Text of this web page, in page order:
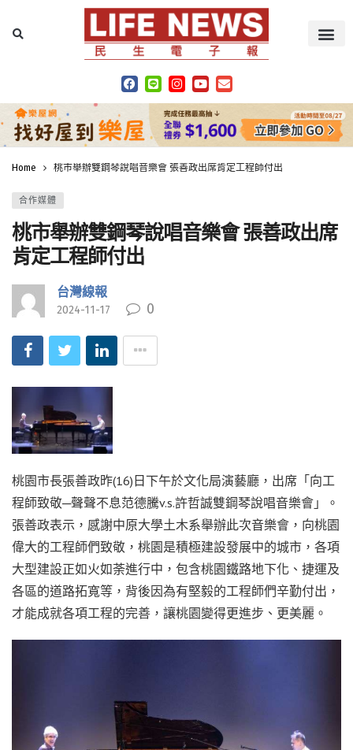
Home 桃市舉辦雙鋼琴說唱音樂會 張善政出席肯定工程師付出
合作媒體
桃市舉辦雙鋼琴說唱音樂會 張善政出席
肯定工程師付出
台灣線報
2024-11-17 0
桃園市長張善政昨(16)日下午於文化局演藝廳，出席「向工
程師致敬─聲聲不息范德騰v.s.許哲誠雙鋼琴說唱音樂會」。
張善政表示，感謝中原大學土木系舉辦此次音樂會，向桃園
偉大的工程師們致敬，桃園是積極建設發展中的城市，各項
大型建設正如火如荼進行中，包含桃園鐵路地下化、捷運及
各區的道路拓寬等，背後因為有堅毅的工程師們辛勤付出，
才能成就各項工程的完善，讓桃園變得更進步、更美麗。